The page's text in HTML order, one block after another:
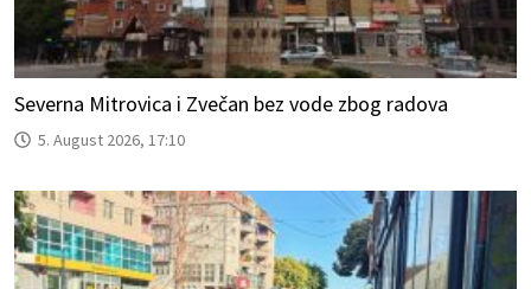
Severna Mitrovica i Zvečan bez vode zbog radova
5. August 2026, 17:10